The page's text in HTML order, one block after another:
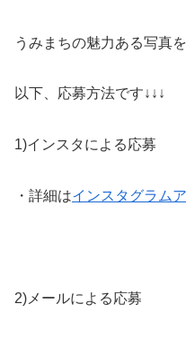
うみまちの魅力ある写真
以下、応募方法です↓↓↓
1)インスタによる応募
・詳細はインスタグラム
2) メールによる応募